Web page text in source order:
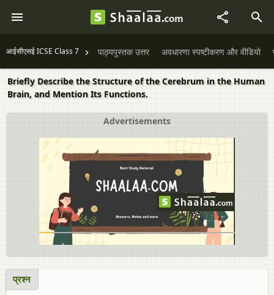
आईसीएसई ICSE Class 7 पाठ्यपुस्तक उत्तर अवधारणा स्पष्टीकरण और वीडियो
Briefly Describe the Structure of the Cerebrum in the Human
Brain, and Mention Its Functions.
Advertisements
प्रश्न